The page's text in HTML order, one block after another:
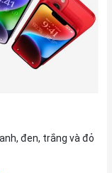
đen, trắng và đỏ